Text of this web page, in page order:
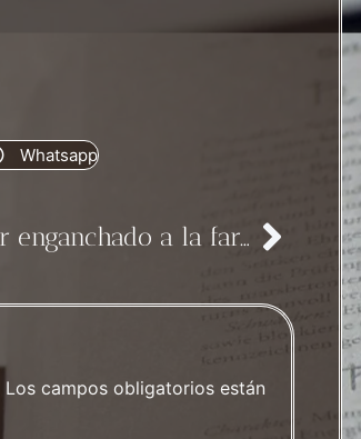
Whatsapp
11. Estar enganchado a la farola
Los campos obligatorios están